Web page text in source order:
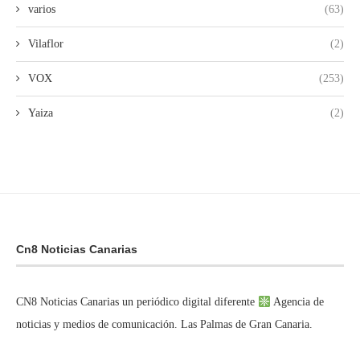
varios (63)
Vilaflor (2)
VOX (253)
Yaiza (2)
Cn8 Noticias Canarias
CN8 Noticias Canarias un periódico digital diferente
Agencia de
noticias y medios de comunicación. Las Palmas de Gran Canaria.